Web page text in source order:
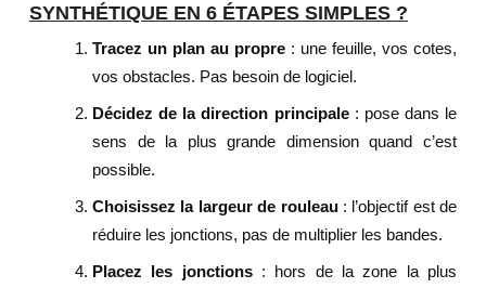
SYNTHÉTIQUE EN 6 ÉTAPES SIMPLES ?
Tracez un plan au propre : une feuille, vos cotes,
vos obstacles. Pas besoin de logiciel.
Décidez de la direction principale: pose dans le
sens de la plus grande dimension quand c’est
possible.
Choisissez la largeur de rouleau: l’objectif est de
réduire les jonctions, pas de multiplier les bandes.
Placez les jonctions: hors de la zone la plus